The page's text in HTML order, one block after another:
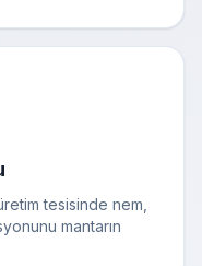
tesisinde nem,
mantarın